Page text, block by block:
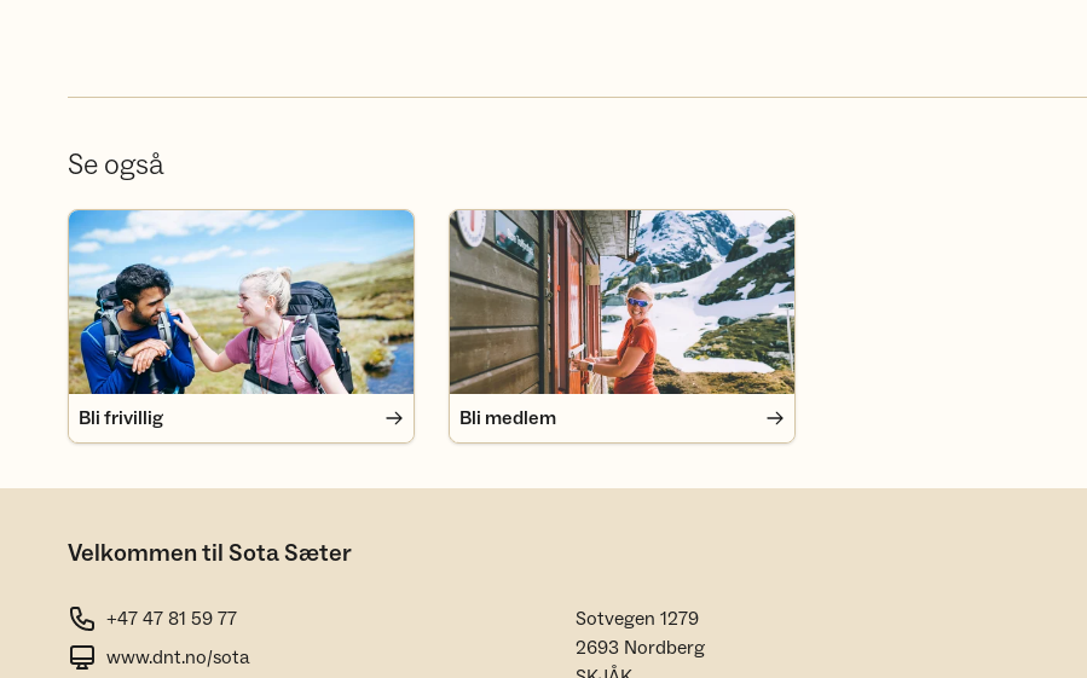
Se også
Bli frivillig
Bli frivillig
Bli medlem
Bli medlem
Velkommen til Sota Sæter
+47 47 81 59 77
www.dnt.no/sota
Sotvegen 1279
2693 Nordberg